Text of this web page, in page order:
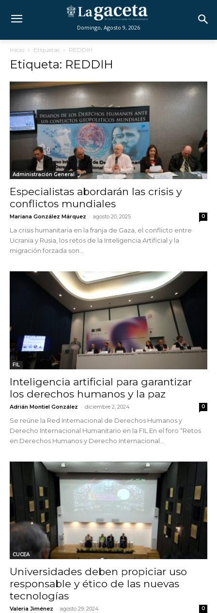
Domingo, Agosto 9, 2026
Inicio Etiquetas REDDIH
Etiqueta: REDDIH
Administración General
Especialistas abordarán las crisis y
conflictos mundiales
Mariana González Márquez - agosto 20, 2025 0
La crisis humanitaria en la franja de Gaza, el conflicto entre
Ucrania y Rusia, los retos de la Inteligencia Artificial y la
migración forzada son...
FIL
Inteligencia artificial para garantizar
los derechos humanos y la paz
Adrián Montiel González - diciembre 2, 2024 0
Se reúne la Red Internacional de Derechos Humanos y
Derecho Internacional Humanitario en la FIL En el foro “Retos
en Derechos Humanos y Derecho Internacional...
CUCEA
Universidades deben propiciar uso
responsable y ético de las nuevas
tecnologías
Valeria Jiménez - agosto 29, 2024 0